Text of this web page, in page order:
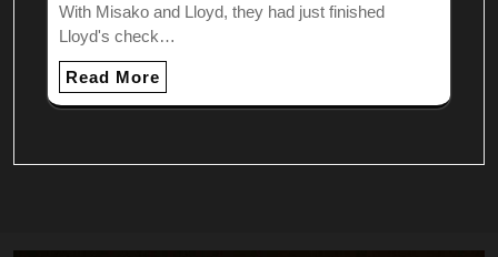
With Misako and Lloyd, they had just finished
Lloyd's check…
Read More